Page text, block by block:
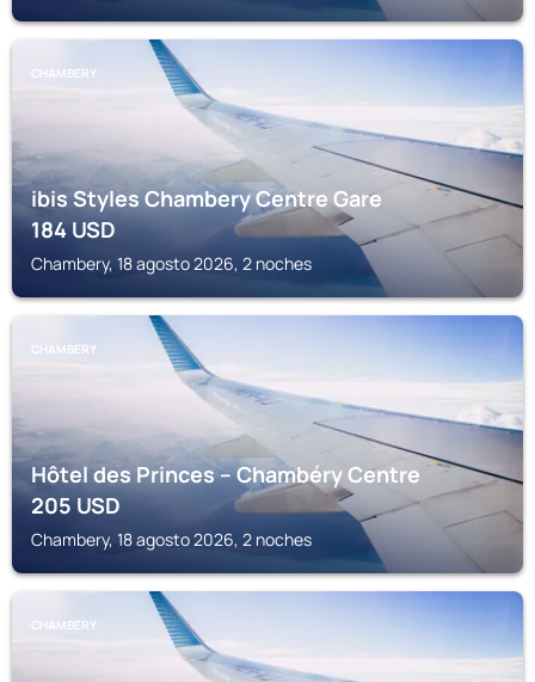
CHAMBERY
ibis Styles Chambery Centre Gare
184USD
Chambery, 18 agosto 2026, 2 noches
CHAMBERY
Hôtel des Princes – Chambéry Centre
205USD
Chambery, 18 agosto 2026, 2 noches
CHAMBERY